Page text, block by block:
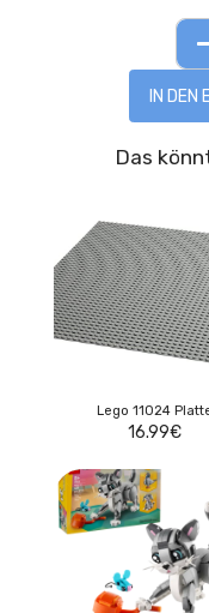
IN DEN
Das
Lego 11024
16.99€